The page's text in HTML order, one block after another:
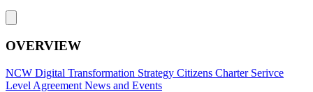
OVERVIEW
NCW Digital Transformation Strategy Citizens Charter Serivce
Level Agreement News and Events